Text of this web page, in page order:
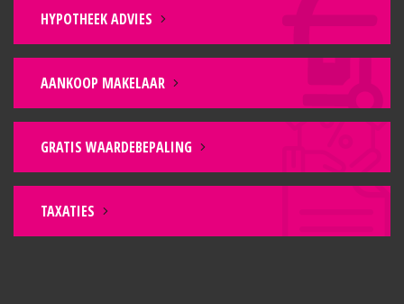
HYPOTHEEK ADVIES
AANKOOP MAKELAAR
GRATIS WAARDEBEPALING
TAXATIES